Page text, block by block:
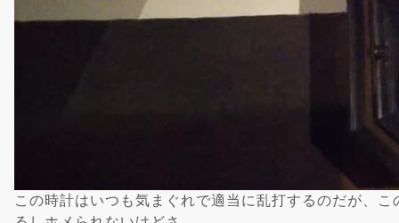
この時計はいつも気まぐれで適当に乱打するのだが、